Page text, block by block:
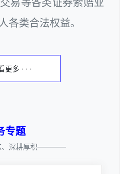
易等各类证券索赔业
各类合法权益。
更多 · · ·
专题
深耕厚积————